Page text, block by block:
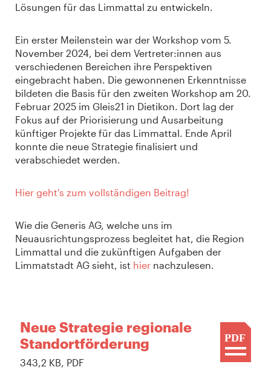
Lösungen für das Limmattal zu entwickeln.
Ein erster Meilenstein war der Workshop vom 5.
November 2024, bei dem Vertreter:innen aus
verschiedenen Bereichen ihre Perspektiven
eingebracht haben. Die gewonnenen Erkenntnisse
bildeten die Basis für den zweiten Workshop am 20.
Februar 2025 im Gleis21 in Dietikon. Dort lag der
Fokus auf der Priorisierung und Ausarbeitung
künftiger Projekte für das Limmattal. Ende April
konnte die neue Strategie finalisiert und
verabschiedet werden.
Hier geht's zum vollständigen Beitrag!
Wie die Generis AG, welche uns im
Neuausrichtungsprozess begleitet hat, die Region
Limmattal und die zukünftigen Aufgaben der
Limmatstadt AG sieht, ist hier nachzulesen.
Neue Strategie regionale
Standortförderung
343,2 KB, PDF
PDF